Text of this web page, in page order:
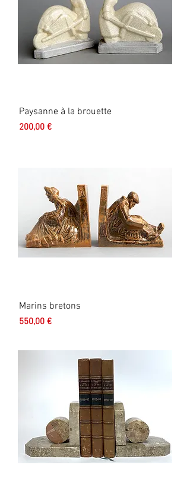
Paysanne à la brouette
Prix
200,00 €
Marins bretons
Prix
550,00 €